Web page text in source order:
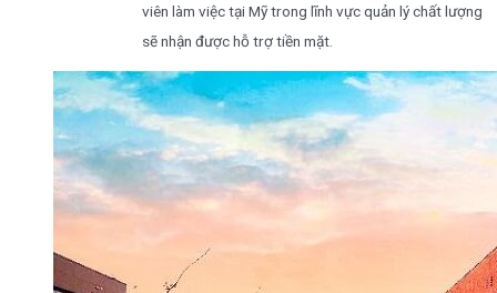
viên làm việc tại Mỹ trong lĩnh vực quản lý chất lượng
sẽ nhận được hỗ trợ tiền mặt.